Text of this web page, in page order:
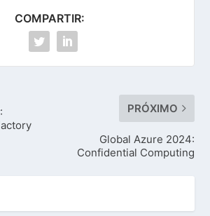
COMPARTIR:
PRÓXIMO
Global Azure 2024:
Confidential Computing